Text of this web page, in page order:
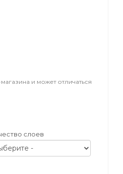
и может отличаться
слоев